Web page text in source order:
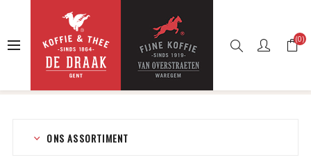
(0)
Startpagina Webshop
Koffie
Zetbenodigheden
Barista Tools
ONS ASSORTIMENT